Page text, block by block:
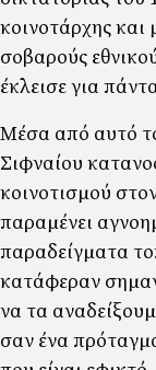
κοινοτάρχης και
σοβαρούς
έκλεισε για
Μέσα από αυτό
Σιφναίου
κοινοτισµού
παραµένει
παραδείγµατα
κατάφεραν
να τα
σαν ένα